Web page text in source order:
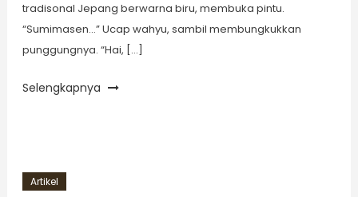
tradisonal Jepang berwarna biru, membuka pintu.
“Sumimasen…” Ucap wahyu, sambil membungkukkan
punggungnya. “Hai, […]
Selengkapnya
Artikel